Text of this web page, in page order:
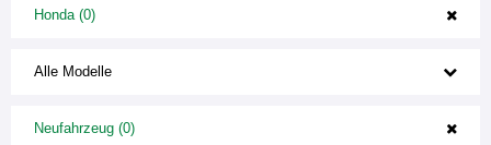
Honda (0)
Alle Modelle
Neufahrzeug (0)